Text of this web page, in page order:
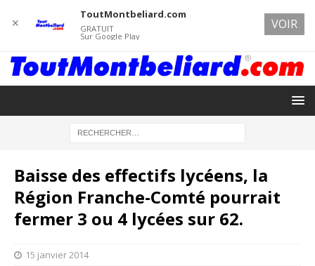
Baisse des effectifs lycéens, la
Région Franche-Comté pourrait
fermer 3 ou 4 lycées sur 62.
15 janvier 2014
✕
ToutMontbeliard.com
GRATUIT
Sur Google Play
VOIR